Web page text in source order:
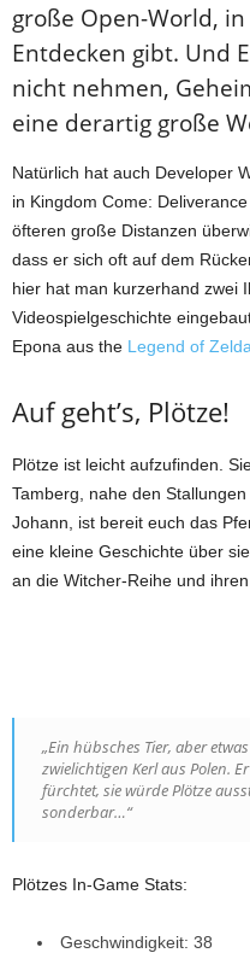
große Open-World,
Entdecken gibt. Und
nicht nehmen,
eine derartig große
Natürlich hat auch Developer
in Kingdom Come:
öfteren große Distanzen
dass er sich oft auf dem
hier hat man kurzerhand zwei
Videospielgeschichte
Epona aus the Legend of Zelda
Auf geht’s, Plötze!
Plötze ist leicht aufzufinden.
Tamberg, nahe den
Johann, ist bereit euch das
eine kleine Geschichte über
an die Witcher-Reihe und
„Ein hübsches Tier, aber
zwielichtigen Kerl aus Polen.
fürchtet, sie würde Plötze
sonderbar…“
Plötzes In-Game Stats:
Geschwindigkeit: 38